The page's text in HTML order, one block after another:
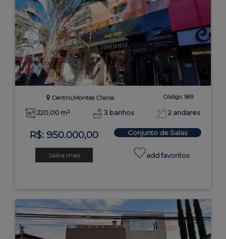
Centro,Montes Claros Código: 969
220,00 m² 3 banhos 2 andares
R$: 950.000,00 Conjunto de Salas
Saiba mais add favoritos